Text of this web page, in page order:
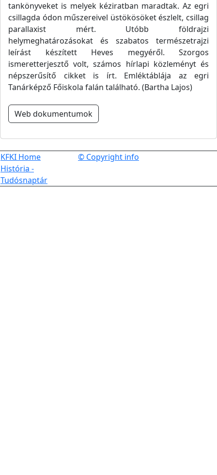
tankönyveket is melyek kéziratban maradtak. Az egri
csillagda ódon műszereivel üstökösöket észlelt, csillag
parallaxist mért. Utóbb földrajzi
helymeghatározásokat és szabatos természetrajzi
leírást készített Heves megyéről. Szorgos
ismeretterjesztő volt, számos hírlapi közleményt és
népszerűsítő cikket is írt. Emléktáblája az egri
Tanárképző Főiskola falán található. (Bartha Lajos)
Web dokumentumok
KFKI Home
História -
Tudósnaptár
© Copyright info